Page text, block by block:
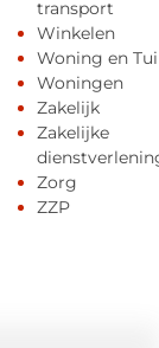
transport
Winkelen
Woning en
Woningen
Zakelijk
Zakelijke
Zorg
ZZP